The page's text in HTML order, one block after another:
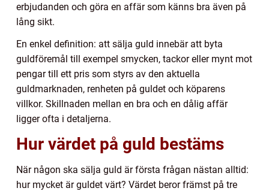
erbjudanden och göra en affär som känns bra även på
lång sikt.
En enkel definition: att sälja guld innebär att byta
guldföremål till exempel smycken, tackor eller mynt mot
pengar till ett pris som styrs av den aktuella
guldmarknaden, renheten på guldet och köparens
villkor. Skillnaden mellan en bra och en dålig affär
ligger ofta i detaljerna.
Hur värdet på guld bestäms
När någon ska sälja guld är första frågan nästan alltid:
hur mycket är guldet värt? Värdet beror främst på tre